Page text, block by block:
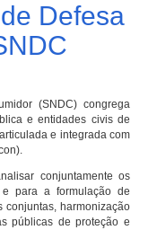
Defesa
(SNDC) congrega
e entidades civis de
e integrada com
conjuntamente os
e para a formulação de
conjuntas, harmonização
públicas de proteção e